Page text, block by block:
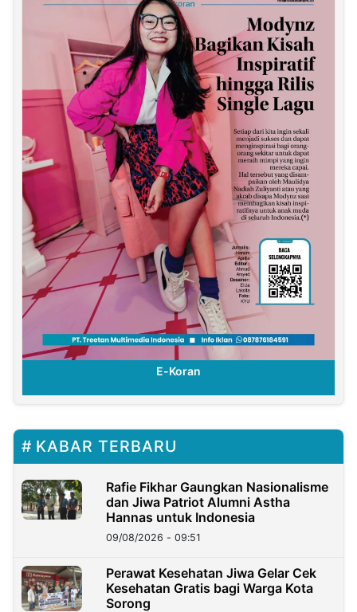
E-Koran
KABAR TERBARU
Rafie Fikhar Gaungkan Nasionalisme
dan Jiwa Patriot Alumni Astha
Hannas untuk Indonesia
09/08/2026 - 09:51
Perawat Kesehatan Jiwa Gelar Cek
Kesehatan Gratis bagi Warga Kota
Sorong